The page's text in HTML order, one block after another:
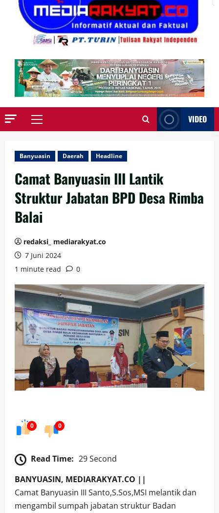
Primary
VIDEO
Banyuasin Daerah Headline
Camat Banyuasin III Lantik
Struktur Jabatan BPD Desa Rimba
Balai
redaksi_ mediarakyat.co
7 Juni 2024
1 minute read
0
0 0
Read Time: 29 Second
BANYUASIN, MEDIARAKYAT.CO ||
Camat Banyuasin III Santo,S.Sos,MSI melantik dan
mengambil sumpah jabatan struktur Badan